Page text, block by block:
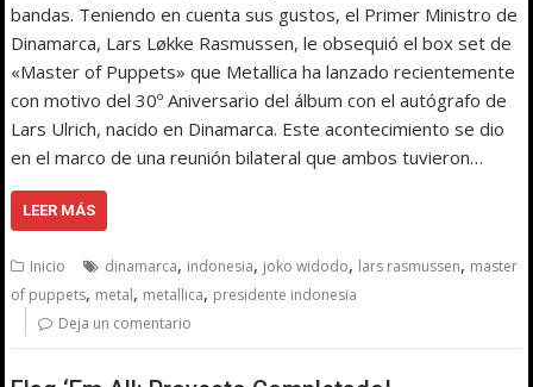
bandas. Teniendo en cuenta sus gustos, el Primer Ministro de
Dinamarca, Lars Løkke Rasmussen, le obsequió el box set de
«Master of Puppets» que Metallica ha lanzado recientemente
con motivo del 30º Aniversario del álbum con el autógrafo de
Lars Ulrich, nacido en Dinamarca. Este acontecimiento se dio
en el marco de una reunión bilateral que ambos tuvieron…
LEER MÁS
Inicio dinamarca, indonesia, joko widodo, lars rasmussen, master
of puppets, metal, metallica, presidente indonesia
Deja un comentario